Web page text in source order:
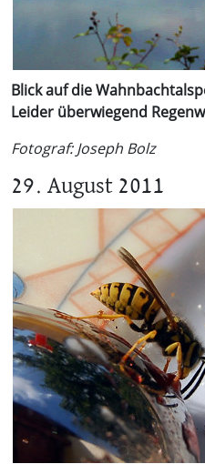
Blick auf die
Leider überwiegend
Fotograf: Joseph Bolz
29. August 2011